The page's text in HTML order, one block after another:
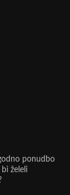
ponudbo
želeli